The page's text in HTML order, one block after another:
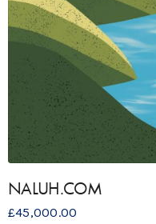
NALUH.COM
£45,000.00